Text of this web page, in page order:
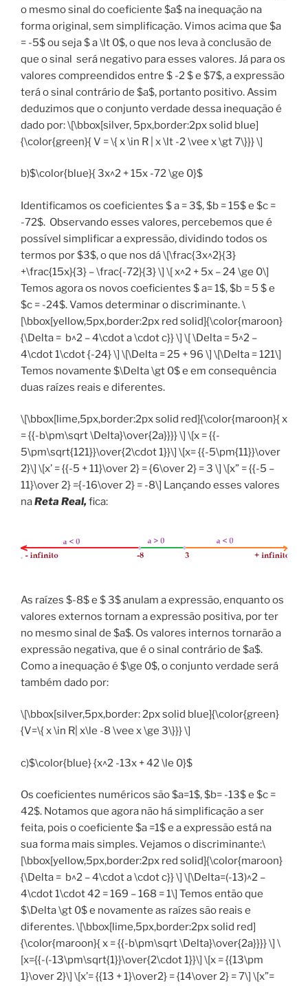
o mesmo sinal do coeficiente $a$ na inequação na
forma original, sem simplificação. Vimos acima que $a
= -5$ ou seja $ a \lt 0$, o que nos leva à conclusão de
que o sinal será negativo para esses valores. Já para os
valores compreendidos entre $ -2 $ e $7$, a expressão
terá o sinal contrário de $a$, portanto positivo. Assim
deduzimos que o conjunto verdade dessa inequação é
dado por: \[\bbox[silver, 5px,border:2px solid blue]
{\color{green}{ V = \{ x \in R | x \lt -2 \vee x \gt 7\}}} \]
b)$\color{blue}{ 3x^2 + 15x -72 \ge 0}$
Identificamos os coeficientes $ a = 3$, $b = 15$ e $c =
-72$. Observando esses valores, percebemos que é
possível simplificar a expressão, dividindo todos os
termos por $3$, o que nos dá \[\frac{3x^2}{3}
+\frac{15x}{3} – \frac{-72}{3} \] \[ x^2 + 5x – 24 \ge 0\]
Temos agora os novos coeficientes $ a= 1$, $b = 5 $ e
$c = -24$. Vamos determinar o discriminante. \
[\bbox[yellow,5px,border:2px red solid]{\color{maroon}
{\Delta = b^2 – 4\cdot a \cdot c}} \] \[ \Delta = 5^2 –
4\cdot 1\cdot {-24} \] \[\Delta = 25 + 96 \] \[\Delta = 121\]
Temos novamente $\Delta \gt 0$ e em consequência
duas raízes reais e diferentes.
\[\bbox[lime,5px,border:2px solid red]{\color{maroon}{ x
= {{-b\pm\sqrt \Delta}\over{2a}}}} \] \[x = {{-
5\pm\sqrt{121}}\over{2\cdot 1}}\] \[x= {{-5\pm{11}}\over
2}\] \[x’ = {{-5 + 11}\over 2} = {6\over 2} = 3 \] \[x” = {{-5 –
11}\over 2} ={-16\over 2} = -8\] Lançando esses valores
naReta Real, fica:
As raízes $-8$ e $ 3$ anulam a expressão, enquanto os
valores externos tornam a expressão positiva, por ter
no mesmo sinal de $a$. Os valores internos tornarão a
expressão negativa, que é o sinal contrário de $a$.
Como a inequação é $\ge 0$, o conjunto verdade será
também dado por:
\[\bbox[silver,5px,border: 2px solid blue]{\color{green}
{V=\{ x \in R| x\le -8 \vee x \ge 3\}}} \]
c)$\color{blue} {x^2 -13x + 42 \le 0}$
Os coeficientes numéricos são $a=1$, $b= -13$ e $c =
42$. Notamos que agora não há simplificação a ser
feita, pois o coeficiente $a =1$ e a expressão está na
sua forma mais simples. Vejamos o discriminante:\
[\bbox[yellow,5px,border:2px red solid]{\color{maroon}
{\Delta = b^2 – 4\cdot a \cdot c}} \] \[\Delta=(-13)^2 –
4\cdot 1\cdot 42 = 169 – 168 = 1\] Temos então que
$\Delta \gt 0$ e novamente as raízes são reais e
diferentes. \[\bbox[lime,5px,border:2px solid red]
{\color{maroon}{ x = {{-b\pm\sqrt \Delta}\over{2a}}}} \] \
[x={{-(-13\pm\sqrt{1}}\over{2\cdot 1}}\] \[x = {{13\pm
1}\over 2}\] \[x’= {{13 + 1}\over2} = {14\over 2} = 7\] \[x”=